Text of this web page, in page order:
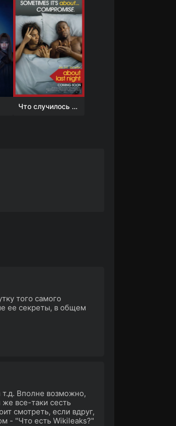
Что случилось прошлой ночью
того самого
ее секреты, в общем
Вполне возможно,
все-таки сесть
смотреть, если вдруг,
- "Что есть Wikileaks?"